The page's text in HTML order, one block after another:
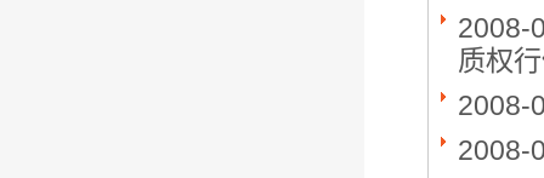
2008-
质权
2008-
2008-